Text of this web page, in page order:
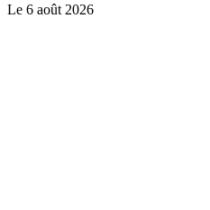
Le 6 août 2026